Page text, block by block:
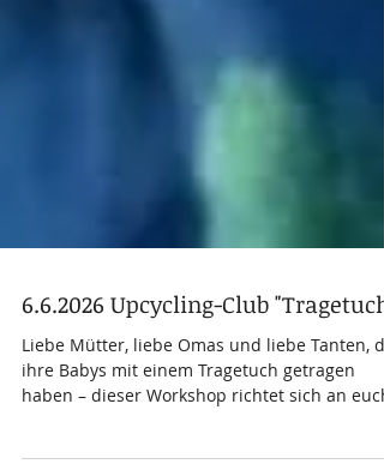
6.6.2026 Upcycling-Club "Tragetuch"
Liebe Mütter, liebe Omas und liebe Tanten,
haben – dieser Workshop richtet sich an euch!